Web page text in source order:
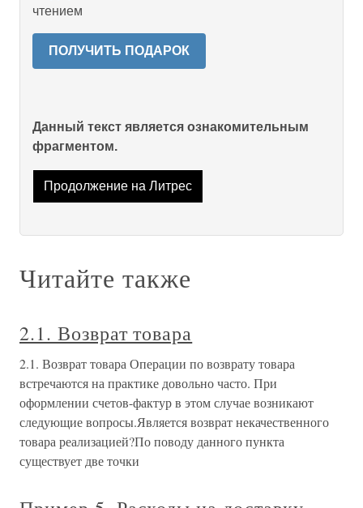
чтением
ПОЛУЧИТЬ ПОДАРОК
Данный текст является ознакомительным
фрагментом.
Продолжение на Литрес
Читайте также
2.1. Возврат товара
2.1. Возврат товара Операции по возврату товара
встречаются на практике довольно часто. При
оформлении счетов-фактур в этом случае возникают
следующие вопросы.Является возврат некачественного
товара реализацией?По поводу данного пункта
существует две точки